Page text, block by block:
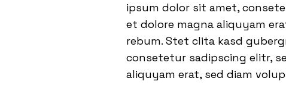
ipsum dolor sit amet,
et dolore magna aliquyam
rebum. Stet clita kasd
consetetur sadipscing elitr,
aliquyam erat, sed diam